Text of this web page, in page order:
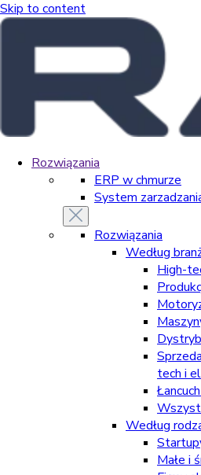
Skip to content
Rozwiązania
ERP w chmurze
System
Rozwiązania
Według
High-
tech i
Według
Małe i